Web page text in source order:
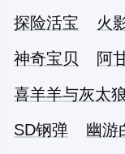
探险活宝 火
神奇宝贝
阿
喜羊羊与灰太狼
SD钢弹
幽游